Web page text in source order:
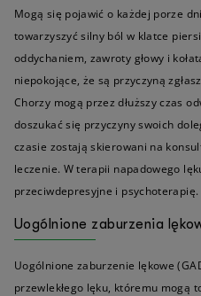
Mogą się pojawić o każdej porze
towarzyszyć silny ból w klatce
oddychaniem, zawroty głowy i
niepokojące, że są przyczyną
Chorzy mogą przez dłuższy czas
doszukać się przyczyny swoich
czasie zostają skierowani na
leczenie. W terapii napadowego
przeciwdepresyjne i psychoterapię.
Uogólnione zaburzenia
Uogólnione zaburzenie lękowe
przewlekłego lęku, któremu mogą